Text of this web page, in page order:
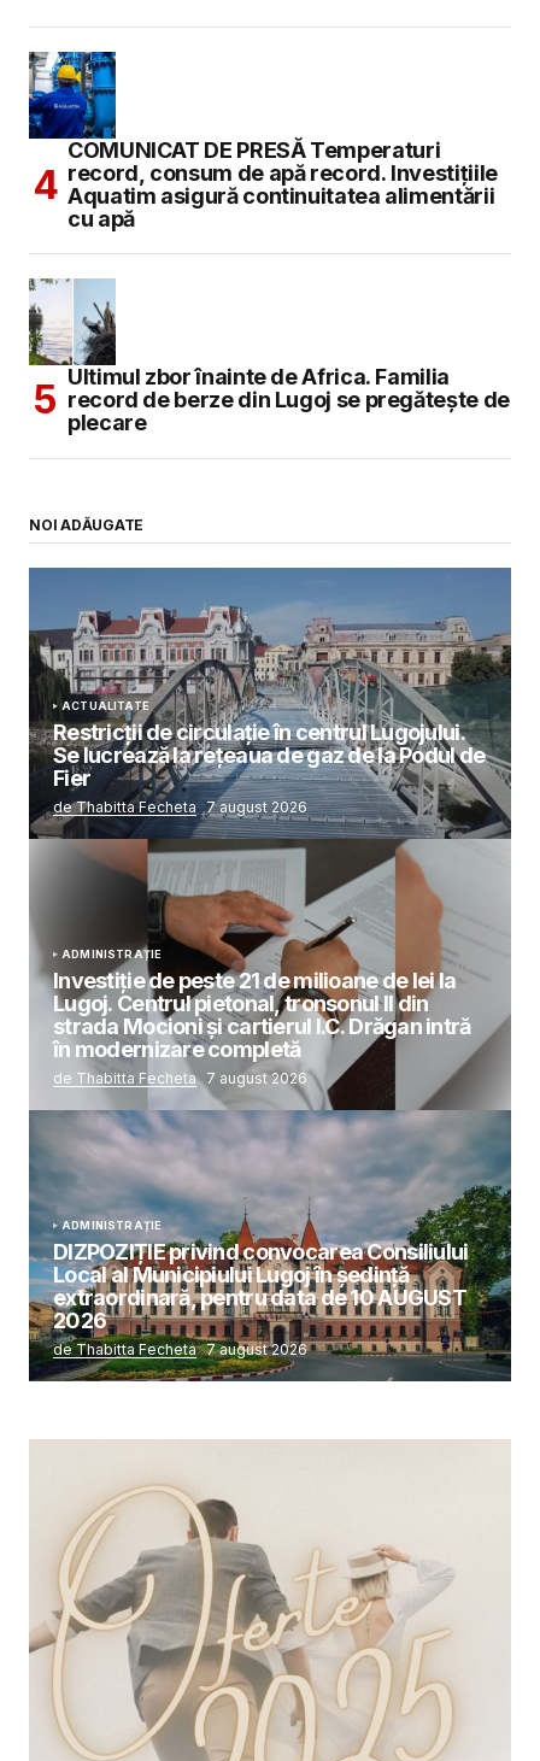
COMUNICAT DE PRESĂ Temperaturi
record, consum de apă record. Investițiile
Aquatim asigură continuitatea alimentării
cu apă
Ultimul zbor înainte de Africa. Familia
record de berze din Lugoj se pregătește de
plecare
NOI ADĂUGATE
ACTUALITATE
Restricții de circulație în centrul Lugojului.
Se lucrează la rețeaua de gaz de la Podul de
Fier
de Thabitta Fecheta 7 august 2026
ADMINISTRAȚIE
Investiție de peste 21 de milioane de lei la
Lugoj. Centrul pietonal, tronsonul II din
strada Mocioni și cartierul I.C. Drăgan intră
în modernizare completă
de Thabitta Fecheta 7 august 2026
ADMINISTRAȚIE
DIZPOZIȚIE privind convocarea Consiliului
Local al Municipiului Lugoj în şedinţă
extraordinară, pentru data de 10 AUGUST
2026
de Thabitta Fecheta 7 august 2026